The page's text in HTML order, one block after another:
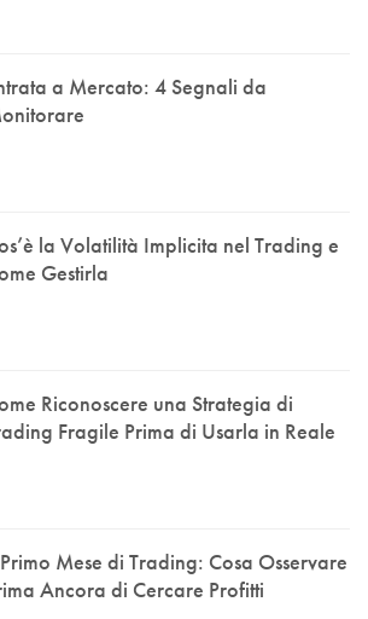
a Mercato: 4 Segnali da
la Volatilità Implicita nel Trading e
Gestirla
Riconoscere una Strategia di
Fragile Prima di Usarla in Reale
Mese di Trading: Cosa Osservare
Ancora di Cercare Profitti